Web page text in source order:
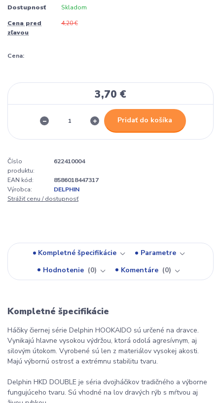
Dostupnosť Skladom
Cena pred
zľavou
4,20 €
Cena:
3,70 €
Pridať do košíka
Číslo
produktu:
622410004
EAN kód:
8586018447317
Výrobca:
DELPHIN
Strážiť cenu / dostupnosť
Kompletné špecifikácie
Parametre
Hodnotenie
0 Komentáre 0
Kompletné špecifikácie
Háčiky čiernej série Delphin HOOKAIDO sú určené na dravce.
Vynikajú hlavne vysokou výdržou, ktorá odolá agresívnym, aj
silovým útokom. Vyrobené sú len z materiálov vysokej akosti.
Majú výbornú ostrosť a extrémnu stabilitu tvaru.
Delphin HKD DOUBLE je séria dvojháčikov tradičného a výborne
fungujúceho tvaru. Sú vhodné na lov dravých rýb s mŕtvou aj